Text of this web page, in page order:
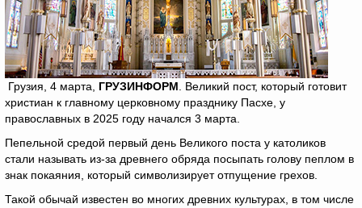
Грузия, 4 марта, ГРУЗИНФОРМ . Великий пост, который готовит
христиан к главному церковному празднику Пасхе, у
православных в 2025 году начался 3 марта.
Пепельной средой первый день Великого поста у католиков
стали называть из-за древнего обряда посыпать голову пеплом в
знак покаяния, который символизирует отпущение грехов.
Такой обычай известен во многих древних культурах, в том числе